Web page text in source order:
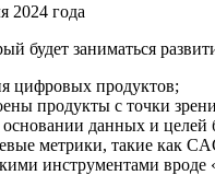
2024 года
будет заниматься
цифровых продуктов;
продукты с точки
данных и целей
метрики, такие как
инструментами